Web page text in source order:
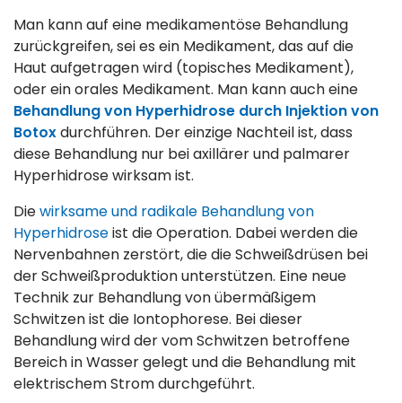
Man kann auf eine medikamentöse Behandlung
zurückgreifen, sei es ein Medikament, das auf die
Haut aufgetragen wird (topisches Medikament),
oder ein orales Medikament. Man kann auch eine
Behandlung von Hyperhidrose durch Injektion von
Botoxdurchführen. Der einzige Nachteil ist, dass
diese Behandlung nur bei axillärer und palmarer
Hyperhidrose wirksam ist.
Diewirksame und radikale Behandlung von
Hyperhidroseist die Operation. Dabei werden die
Nervenbahnen zerstört, die die Schweißdrüsen bei
der Schweißproduktion unterstützen. Eine neue
Technik zur Behandlung von übermäßigem
Schwitzen ist die Iontophorese. Bei dieser
Behandlung wird der vom Schwitzen betroffene
Bereich in Wasser gelegt und die Behandlung mit
elektrischem Strom durchgeführt.